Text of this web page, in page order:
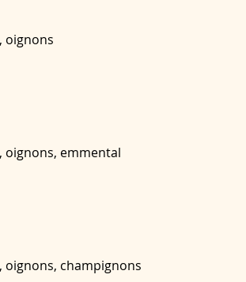
oignons
oignons, emmental
oignons, champignons